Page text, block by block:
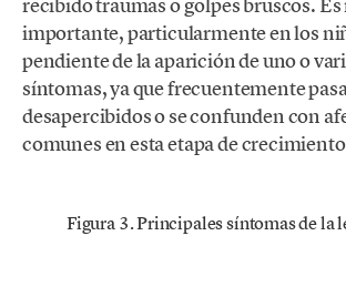
importante, particularmente en los
pendiente de la aparición de uno o
síntomas, ya que frecuentemente
desapercibidos o se confunden con
comunes en esta etapa de
Figura 3. Principales síntomas de la